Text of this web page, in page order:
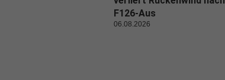
F126-Aus
06.08.2026